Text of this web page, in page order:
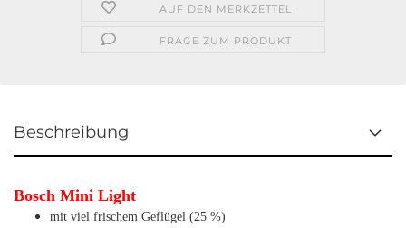
AUF DEN MERKZETTEL
FRAGE ZUM PRODUKT
Beschreibung
Bosch Mini Light
mit viel frischem Geflügel (25 %)